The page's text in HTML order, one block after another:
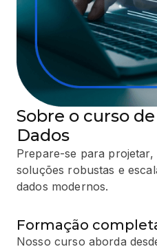
Sobre o curso
Dados
Prepare-se para
soluções robustas e
dados modernos.
Formação
Nosso curso aborda